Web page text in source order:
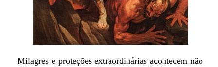
Milagres e proteções extraordinárias acontecem não